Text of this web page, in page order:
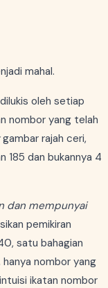
mahal.
oleh setiap
nombor yang telah
gambar rajah ceri,
185 dan bukannya 4
dan mempunyai
pemikiran
satu bahagian
hanya nombor yang
ikatan nombor